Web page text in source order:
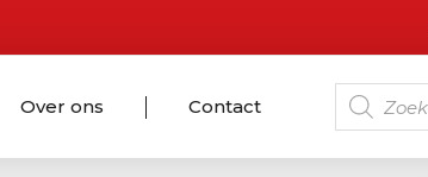
Over ons Contact